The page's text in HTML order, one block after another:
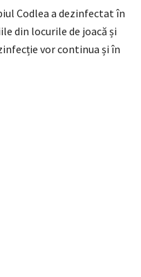
Codlea a dezinfectat în
din locurile de joacă și
vor continua și în